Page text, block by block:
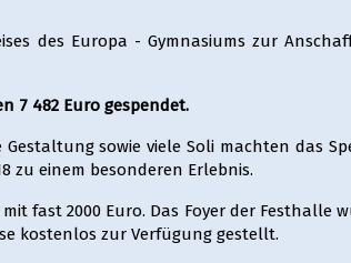
des Europa - Gymnasiums zur
7 482 Euro gespendet.
sowie viele Soli machten das
zu einem besonderen Erlebnis.
fast 2000 Euro. Das Foyer der Festhalle
kostenlos zur Verfügung gestellt.